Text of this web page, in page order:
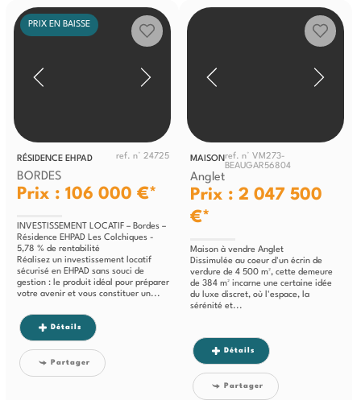
PRIX EN BAISSE
RÉSIDENCE EHPAD ref. n° 24725
BORDES
Prix : 106 000 €*
INVESTISSEMENT LOCATIF – Bordes –
Résidence EHPAD Les Colchiques -
5,78 % de rentabilité
Réalisez un investissement locatif
sécurisé en EHPAD sans souci de
gestion : le produit idéal pour préparer
votre avenir et vous constituer un...
Détails
Partager
MAISONref. n° VM273-
BEAUGAR56804
Anglet
Prix : 2 047 500
€*
Maison à vendre Anglet
Dissimulée au coeur d'un écrin de
verdure de 4 500 m², cette demeure
de 384 m² incarne une certaine idée
du luxe discret, où l'espace, la
sérénité et...
Détails
Partager